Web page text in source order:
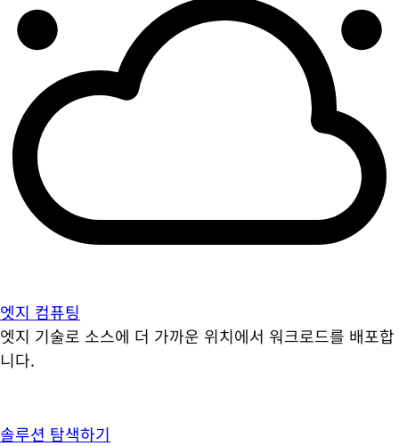
엣지 컴퓨팅
엣지 기술로 소스에 더 가까운 위치에서 워크로드를 배포합
니다.
솔루션 탐색하기